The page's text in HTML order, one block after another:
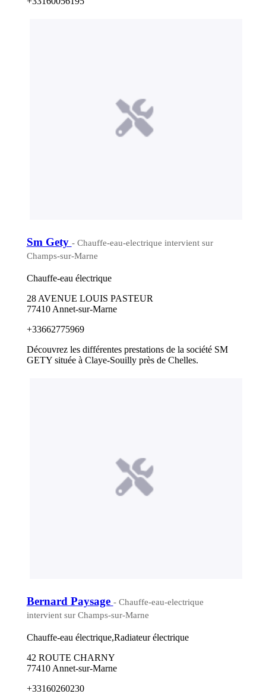
Sm Gety - Chauffe-eau-electrique intervient sur
Champs-sur-Marne
Chauffe-eau électrique
28 AVENUE LOUIS PASTEUR
77410 Annet-sur-Marne
+33662775969
Découvrez les différentes prestations de la société SM
GETY située à Claye-Souilly près de Chelles.
Bernard Paysage - Chauffe-eau-electrique
intervient sur Champs-sur-Marne
Chauffe-eau électrique,Radiateur électrique
42 ROUTE CHARNY
77410 Annet-sur-Marne
+33160260230